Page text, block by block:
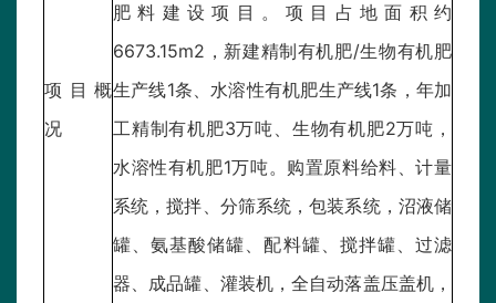
项目概
况
肥料建设项目。项目占地面积约
6673.15m2，新建精制有机肥/生物有机肥
生产线1条、水溶性有机肥生产线1条，年加
工精制有机肥3万吨、生物有机肥2万吨，
水溶性有机肥1万吨。购置原料给料、计量
系统，搅拌、分筛系统，包装系统，沼液储
罐、氨基酸储罐、配料罐、搅拌罐、过滤
器、成品罐、灌装机，全自动落盖压盖机，